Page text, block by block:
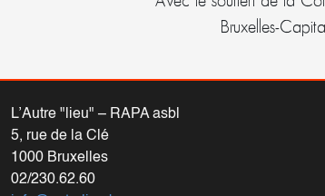
Bruxelles-
L’Autre "lieu" – RAPA asbl
5, rue de la Clé
1000 Bruxelles
02/230.62.60